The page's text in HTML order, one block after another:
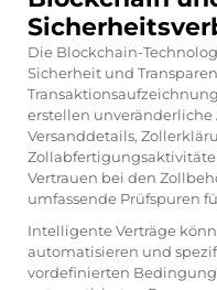
Die Blockchain-
Sicherheit und
erstellen
Versanddetails,
Vertrauen bei den
umfassende Prüfspuren
Intelligente Verträge
automatisieren und
vordefinierten